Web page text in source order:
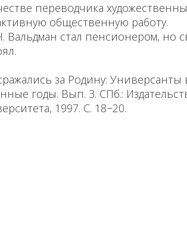
переводчика
общественную работу.
Вальдман стал пенсионером, но
за Родину: Универсанты
годы. Вып. 3. СПб.:
1997. С. 18−20.